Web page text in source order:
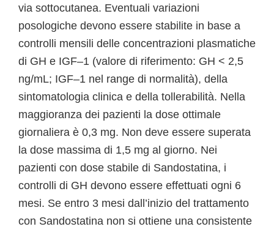
via sottocutanea. Eventuali variazioni
posologiche devono essere stabilite in base a
controlli mensili delle concentrazioni plasmatiche
di GH e IGF–1 (valore di riferimento: GH < 2,5
ng/mL; IGF–1 nel range di normalità), della
sintomatologia clinica e della tollerabilità. Nella
maggioranza dei pazienti la dose ottimale
giornaliera è 0,3 mg. Non deve essere superata
la dose massima di 1,5 mg al giorno. Nei
pazienti con dose stabile di Sandostatina, i
controlli di GH devono essere effettuati ogni 6
mesi. Se entro 3 mesi dall’inizio del trattamento
con Sandostatina non si ottiene una consistente